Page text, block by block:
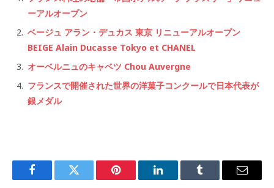
ーアルオープン
ベージュ アラン・デュカス 東京 リニューアルオープン
BEIGE Alain Ducasse Tokyo et CHANEL
オーベルニュのキャベツ Chou Auvergne
フランスで開催された世界の洋菓子コンクールで日本代表が
銀メダル
FacebookTwitter Pinterest LinkedInTumblr Email